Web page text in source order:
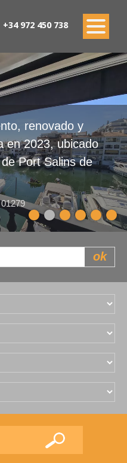
+34 972 450 738
renovado y
en 2023, ubicado
Port Salins de